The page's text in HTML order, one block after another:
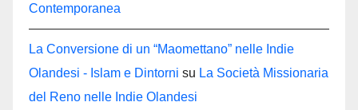
Contemporanea
La Conversione di un “Maomettano” nelle Indie
Olandesi - Islam e Dintorni su La Società Missionaria
del Reno nelle Indie Olandesi